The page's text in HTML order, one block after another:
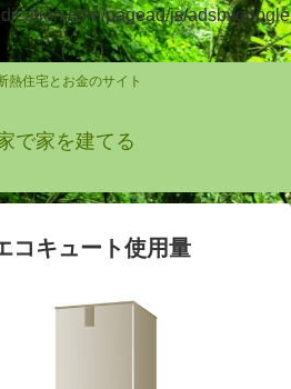
pagead/js/adsbygoogle
熱住宅とお金のサイト
で家を建てる
コキュート使用量